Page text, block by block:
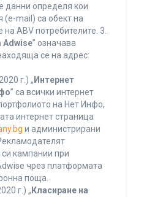
данни определя кои
mail) са обект на
ABV потребителите. 3.
Adwise” означава
се на адрес:
г.) „ Интернет
” са всички интернет
на Нет Инфо,
интернет страница
и администрирани
кампании при
чрез платформата
поща.
г.) „ Класиране на